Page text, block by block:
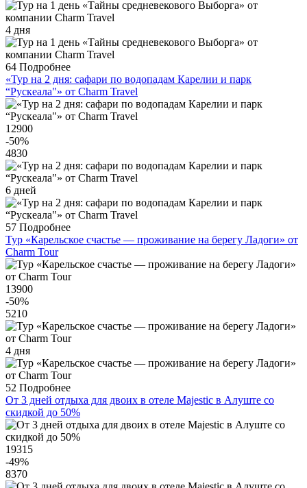
4 дня
64 Подробнее
«Тур на 2 дня: сафари по водопадам Карелии и парк
“Рускеала"» от Charm Travel
12900
-50%
4830
6 дней
57 Подробнее
Тур «Карельское счастье — проживание на берегу Ладоги» от
Charm Tour
13900
-50%
5210
4 дня
52 Подробнее
От 3 дней отдыха для двоих в отеле Majestic в Алуште со
скидкой до 50%
19315
-49%
8370